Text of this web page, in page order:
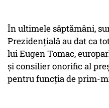
În ultimele săptămâni,
Prezidenţială au dat ca
lui Eugen Tomac,
şi consilier onorific al
pentru funcţia de prim-